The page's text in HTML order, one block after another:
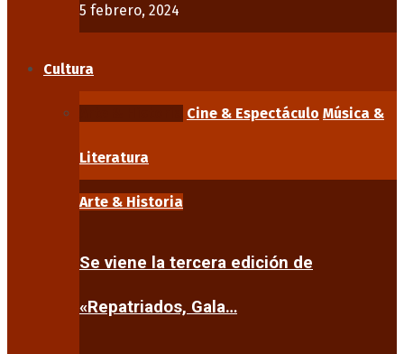
5 febrero, 2024
Cultura
Cine & Espectáculo Música &
Literatura
Arte & Historia
Se viene la tercera edición de
«Repatriados, Gala…